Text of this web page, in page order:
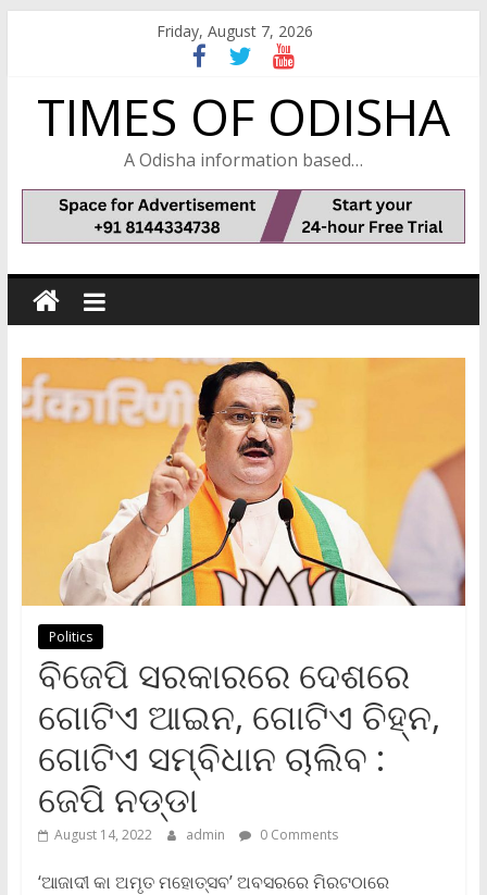
Friday, August 7, 2026
TIMES OF ODISHA
A Odisha information based…
Politics
ବିଜେପି ସରକାରରେ ଦେଶରେ
ଗୋଟିଏ ଆଇନ, ଗୋଟିଏ ଚିହ୍ନ,
ଗୋଟିଏ ସମ୍ବିଧାନ ଚାଲିବ :
ଜେପି ନଡ୍ଡା
August 14, 2022 admin 0 Comments
‘ଆଜାଦୀ କା ଅମୃତ ମହୋତ୍ସବ’ ଅବସରରେ ମିରଟଠାରେ